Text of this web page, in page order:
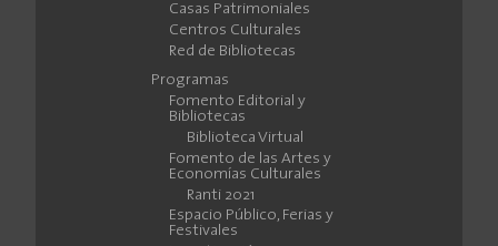
Casas Patrimoniales
Centros Culturales
Red de Bibliotecas
Programas
Fomento Editorial y
Bibliotecas
Biblioteca Virtual
Fomento de las Artes y
Economías Culturales
Ranti 2021
Espacio Público, Ferias y
Festivales